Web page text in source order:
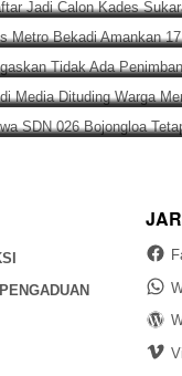
Polres Metro
Tegaskan
di Media
Siswa SDN 026